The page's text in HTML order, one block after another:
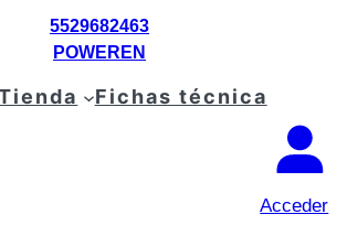
5529682463
POWEREN
Fichas técnica
Acceder